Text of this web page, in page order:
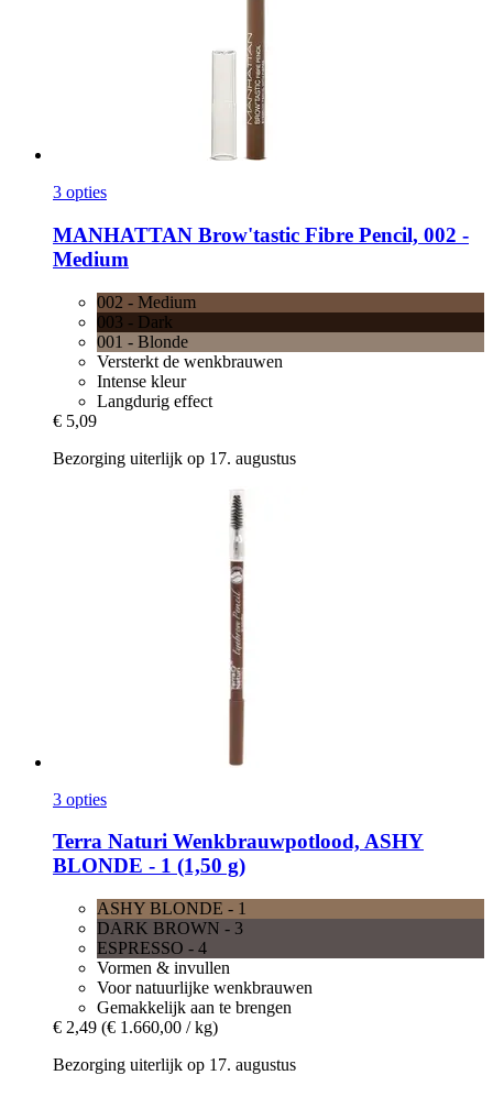
3 opties
MANHATTAN Brow'tastic Fibre Pencil, 002 -​
Medium
002 - Medium
003 - Dark
001 - Blonde
Versterkt de wenkbrauwen
Intense kleur
Langdurig effect
€ 5,09
Bezorging uiterlijk op 17. augustus
3 opties
Terra Naturi Wenkbrauwpotlood, ASHY
BLONDE -​ 1 (1,50 g)
ASHY BLONDE - 1
DARK BROWN - 3
ESPRESSO - 4
Vormen & invullen
Voor natuurlijke wenkbrauwen
Gemakkelijk aan te brengen
€ 2,49 (€ 1.660,00 / kg)
Bezorging uiterlijk op 17. augustus